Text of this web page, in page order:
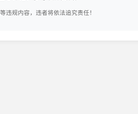
违规内容，违者将依法追究责任！